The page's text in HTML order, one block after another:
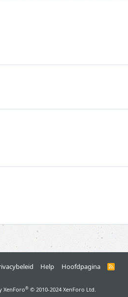
Help Hoofdpagina
R
XenForo® © 2010-2024 XenForo Ltd.